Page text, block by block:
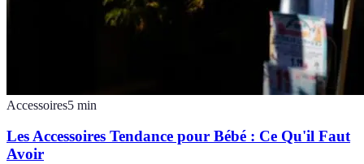
Accessoires5 min
Les Accessoires Tendance pour Bébé : Ce Qu'il Faut
Avoir